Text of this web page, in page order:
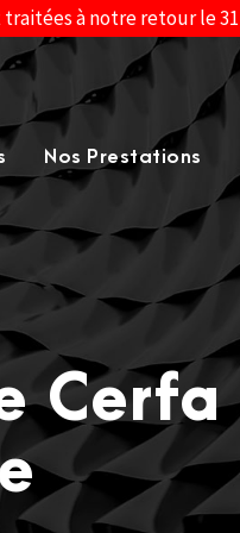
à notre retour le
Nos Prestations
Cerfa